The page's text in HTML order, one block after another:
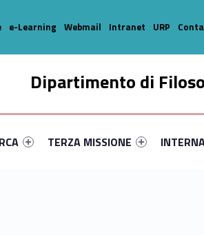
Dipartimento di
primary-99000-16
#link-menu-primary-42823-35
Link identifier #link-menu-
TERZA MISSIONE
Link
e-Learning Webmail Intranet URP